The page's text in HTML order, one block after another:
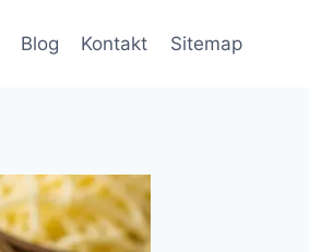
Blog Kontakt Sitemap